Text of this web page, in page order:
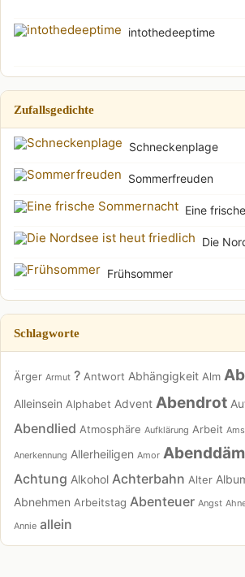
intothedeeptime
Zufallsgedichte
Schneckenplage
Sommerfreuden
Eine
Die
Frühsommer
Schlagworte
Ärger Armut ? Antwort Abhängigkeit Alm
Alleinsein Alphabet Advent Abendrot
Abendlied Atmosphäre Aufklärung Arbeit
Anerkennung Allerheiligen Amor
Achtung Alkohol Achterbahn Alter
Abnehmen Arbeitstag Abenteuer Angst
Annie allein